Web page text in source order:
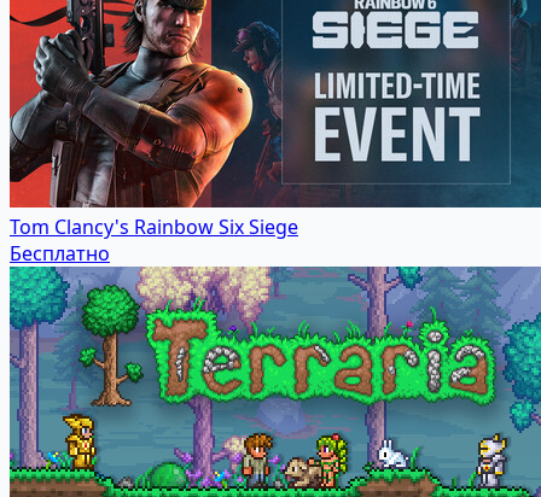
Tom Clancy's Rainbow Six Siege
Бесплатно